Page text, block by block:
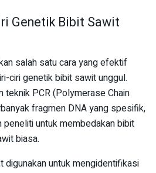
Genetik Bibit Sawit
salah satu cara yang efektif
ciri genetik bibit sawit unggul.
teknik PCR (Polymerase Chain
fragmen DNA yang spesifik,
peneliti untuk membedakan bibit
biasa.
digunakan untuk mengidentifikasi